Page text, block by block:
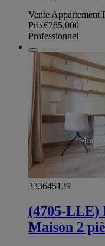
Vente Appartement
Prix€285,000
Professionnel
333645139
(4705-LLE)
Maison 2